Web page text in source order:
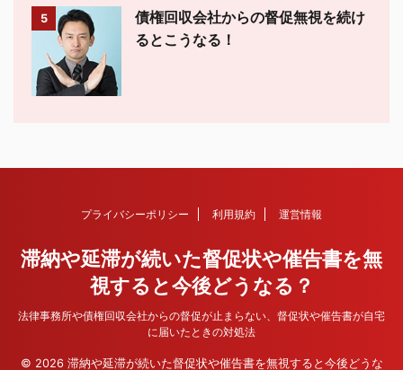
5
債権回収会社からの督促無視を続け
るとこうなる！
プライバシーポリシー 利用規約 運営情報
滞納や延滞が続いた督促状や催告書を無
視すると今後どうなる？
法律事務所や債権回収会社からの督促が止まらない、督促状や催告書が自宅
に届いたときの対処法
© 2026 滞納や延滞が続いた督促状や催告書を無視すると今後どうな